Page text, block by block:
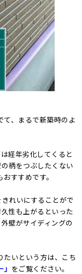
て、まるで新築時のよ
経年劣化してくると
柄をつぶしたくない
すすめです。
れいにすることがで
性も上がるといった
壁がサイディングの
たいという方は、こち
をご覧ください。